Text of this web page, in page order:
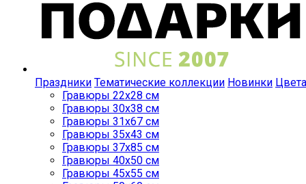
Праздники Тематические коллекции Новинки Цвета
Гравюры 22x28 см
Гравюры 30x38 см
Гравюры 31x67 см
Гравюры 35x43 см
Гравюры 37x85 см
Гравюры 40x50 см
Гравюры 45x55 см